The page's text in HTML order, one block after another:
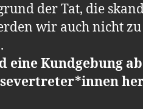
der Tat, die
wir auch nicht
Kundgebung